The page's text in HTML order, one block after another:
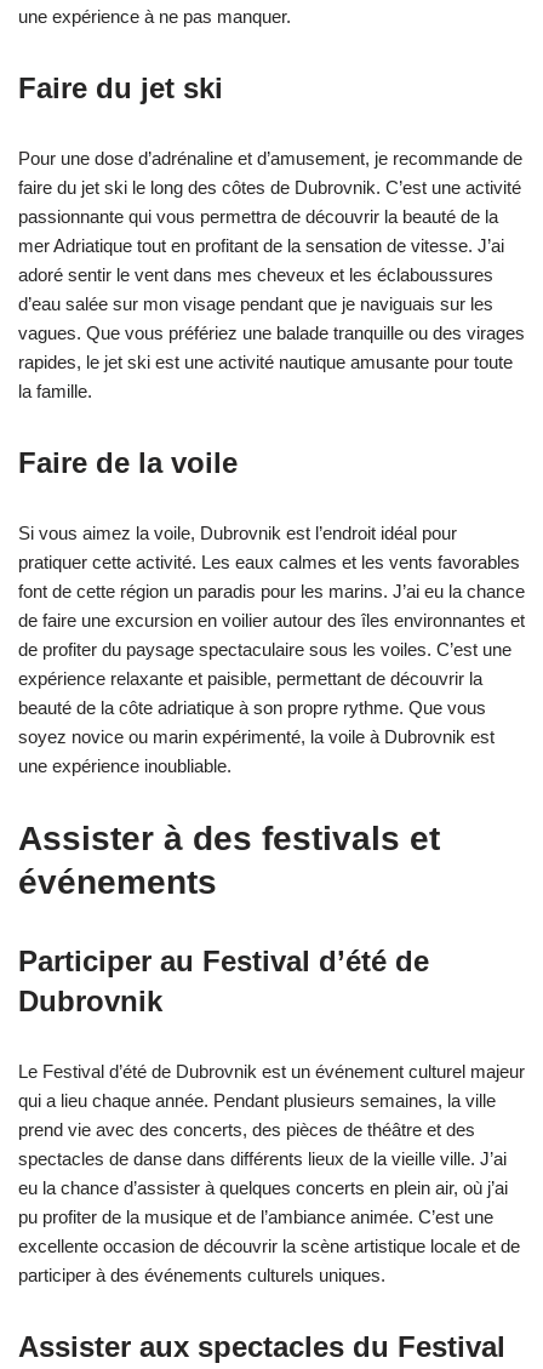
une expérience à ne pas manquer.
Faire du jet ski
Pour une dose d’adrénaline et d’amusement, je recommande de
faire du jet ski le long des côtes de Dubrovnik. C’est une activité
passionnante qui vous permettra de découvrir la beauté de la
mer Adriatique tout en profitant de la sensation de vitesse. J’ai
adoré sentir le vent dans mes cheveux et les éclaboussures
d’eau salée sur mon visage pendant que je naviguais sur les
vagues. Que vous préfériez une balade tranquille ou des virages
rapides, le jet ski est une activité nautique amusante pour toute
la famille.
Faire de la voile
Si vous aimez la voile, Dubrovnik est l’endroit idéal pour
pratiquer cette activité. Les eaux calmes et les vents favorables
font de cette région un paradis pour les marins. J’ai eu la chance
de faire une excursion en voilier autour des îles environnantes et
de profiter du paysage spectaculaire sous les voiles. C’est une
expérience relaxante et paisible, permettant de découvrir la
beauté de la côte adriatique à son propre rythme. Que vous
soyez novice ou marin expérimenté, la voile à Dubrovnik est
une expérience inoubliable.
Assister à des festivals et
événements
Participer au Festival d’été de
Dubrovnik
Le Festival d’été de Dubrovnik est un événement culturel majeur
qui a lieu chaque année. Pendant plusieurs semaines, la ville
prend vie avec des concerts, des pièces de théâtre et des
spectacles de danse dans différents lieux de la vieille ville. J’ai
eu la chance d’assister à quelques concerts en plein air, où j’ai
pu profiter de la musique et de l’ambiance animée. C’est une
excellente occasion de découvrir la scène artistique locale et de
participer à des événements culturels uniques.
Assister aux spectacles du Festival